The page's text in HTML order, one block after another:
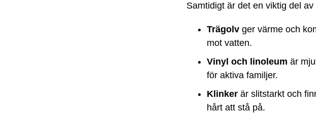
Samtidigt är det en viktig del
Trägolv ger värme och
mot vatten.
Vinyl och linoleum är
för aktiva familjer.
Klinker är slitstarkt och
hårt att stå på.